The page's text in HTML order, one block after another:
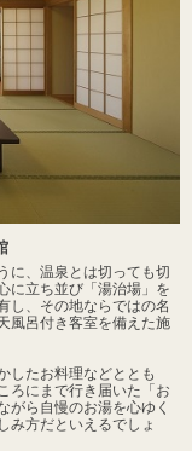
に、温泉とは切っても切
に立ち並び「湯治場」を
し、その地ならではの名
風呂付き客室を備えた施
したお料理などととも
ろにまで行き届いた「お
がら自慢のお湯を心ゆく
み方だといえるでしょ